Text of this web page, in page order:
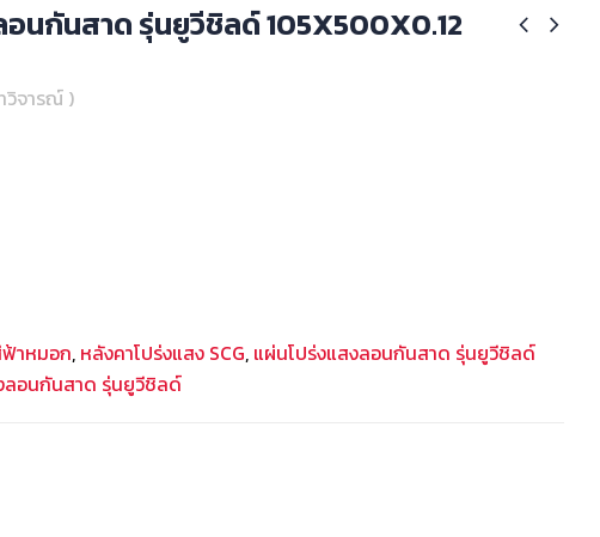
นกันสาด รุ่นยูวีชิลด์ 105X500X0.12
วิจารณ์ )
าหมอก, หลังคาโปร่งแสง SCG, แผ่นโปร่งแสงลอนกันสาด รุ่นยูวีชิลด์
ลอนกันสาด รุ่นยูวีชิลด์